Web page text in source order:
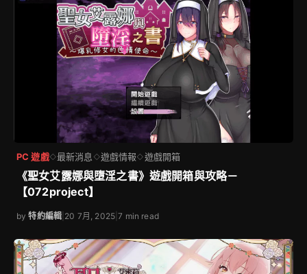
PC 遊戲◇最新消息 ◇遊戲情報◇遊戲開箱
《聖女艾露娜與墮淫之書》遊戲開箱與攻略－
【072project】
by特約編輯 20 7月, 2025 |7 min read